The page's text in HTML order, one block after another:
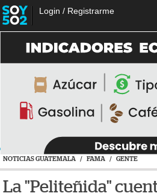
Login / Registrarme
NOTICIAS GUATEMALA / FAMA / GENTE
La "Peliteñida"